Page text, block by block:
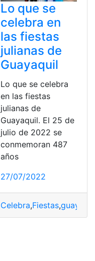
Lo que se
celebra en
las fiestas
julianas de
Guayaquil
Lo que se celebra
en las fiestas
julianas de
Guayaquil. El 25 de
julio de 2022 se
conmemoran 487
años
27/07/2022
Celebra,Fiestas,